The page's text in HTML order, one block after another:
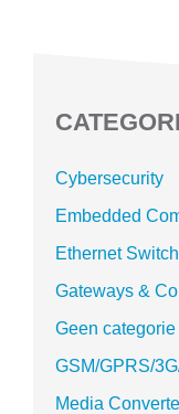
Cybersecurity
Embedded
Ethernet
Gateways &
Geen categorie
GSM/GPRS/
Media